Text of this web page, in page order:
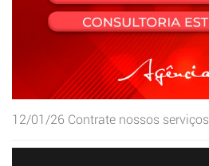
12/01/26 Contrate nossos serviços